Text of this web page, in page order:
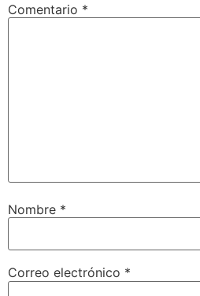
Comentario *
Nombre *
Correo electrónico *